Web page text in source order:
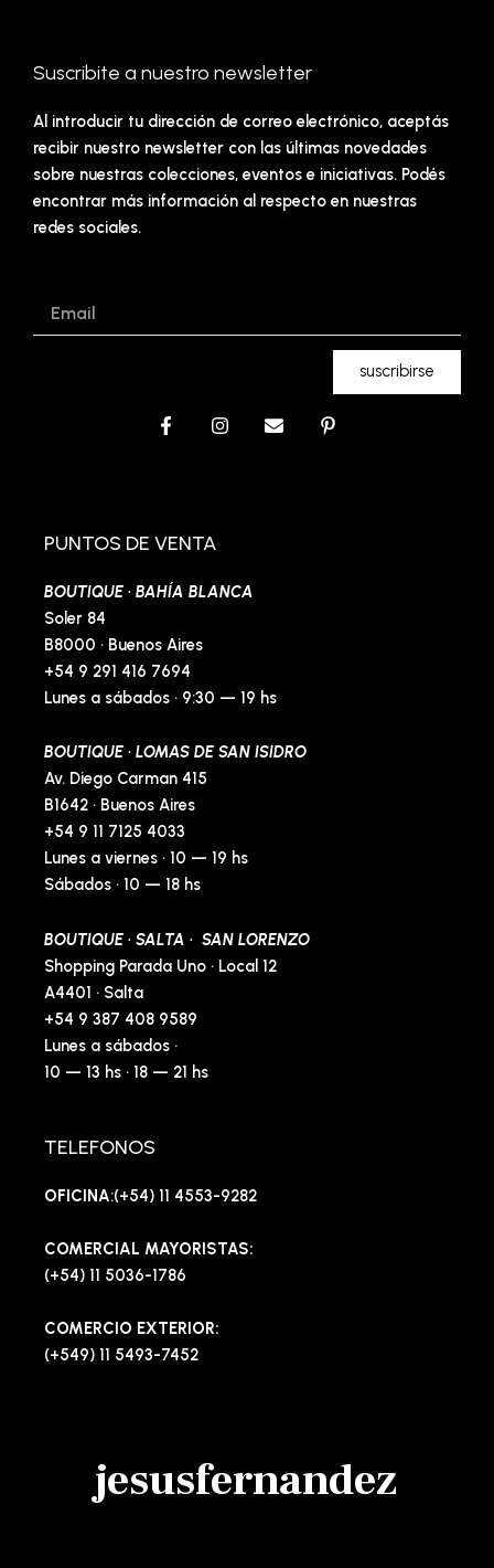
Suscribite a nuestro newsletter
Al introducir tu dirección de correo electrónico, aceptás
recibir nuestro newsletter con las últimas novedades
sobre nuestras colecciones, eventos e iniciativas. Podés
encontrar más información al respecto en nuestras
redes sociales.
suscribirse
F
a
o
k
f
I
E
P
PUNTOS DE VENTA
BOUTIQUE · BAHÍA BLANCA
Soler 84
B8000 · Buenos Aires
+54 9 291 416 7694
Lunes a sábados · 9:30 — 19 hs
BOUTIQUE · LOMAS DE SAN ISIDRO
Av. Diego Carman 415
B1642 · Buenos Aires
+54 9 11 7125 4033
Lunes a viernes · 10 — 19 hs
Sábados · 10 — 18 hs
BOUTIQUE · SALTA · SAN LORENZO
Shopping Parada Uno · Local 12
A4401 · Salta
+54 9 387 408 9589
Lunes a sábados ·
10 — 13 hs · 18 — 21 hs
TELEFONOS
OFICINA:(+54) 11 4553-9282
COMERCIAL MAYORISTAS:
(+54) 11 5036-1786
COMERCIO EXTERIOR:
(+549) 11 5493-7452
jesusfernandez